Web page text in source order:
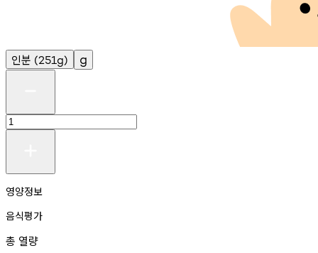
인분 (251g) g
영양정보
음식평가
총 열량